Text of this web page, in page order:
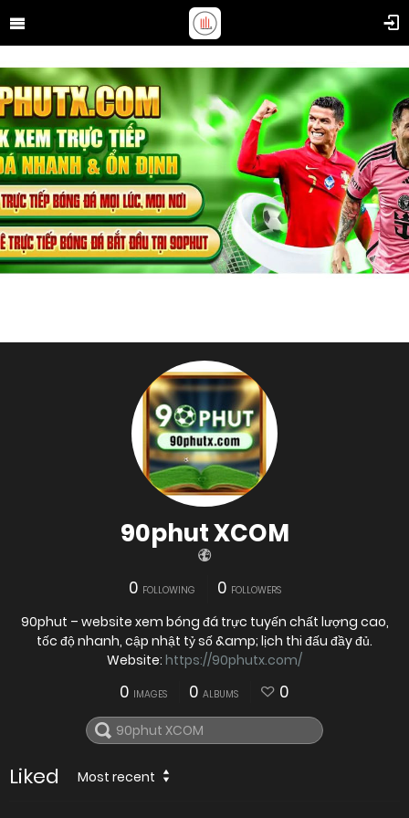
90phut XCOM
0 FOLLOWING 0 FOLLOWERS
90phut – website xem bóng đá trực tuyến chất lượng cao,
tốc độ nhanh, cập nhật tỷ số &amp; lịch thi đấu đầy đủ.
Website: https://90phutx.com/
0 IMAGES 0 ALBUMS 0
Liked Most recent